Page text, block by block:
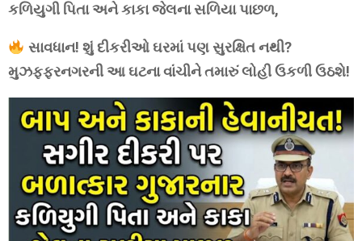
કળિયુગી પિતા અને કાકા જેલના સળિયા પાછળ,
સાવધાન! શું દીકરીઓ ઘરમાં પણ સુરક્ષિત નથી?
મુઝફ્ફરનગરની આ ઘટના વાંચીને તમારું લોહી ઉકળી ઉઠશે!